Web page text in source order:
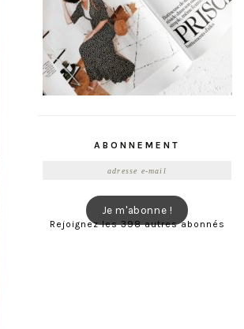
ABONNEMENT
Je m'abonne !
Rejoignez les 398 autres abonnés